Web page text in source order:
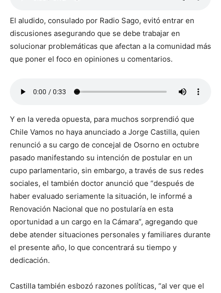
El aludido, consulado por Radio Sago, evitó entrar en
discusiones asegurando que se debe trabajar en
solucionar problemáticas que afectan a la comunidad más
que poner el foco en opiniones u comentarios.
Y en la vereda opuesta, para muchos sorprendió que
Chile Vamos no haya anunciado a Jorge Castilla, quien
renunció a su cargo de concejal de Osorno en octubre
pasado manifestando su intención de postular en un
cupo parlamentario, sin embargo, a través de sus redes
sociales, el también doctor anunció que “después de
haber evaluado seriamente la situación, le informé a
Renovación Nacional que no postularía en esta
oportunidad a un cargo en la Cámara”, agregando que
debe atender situaciones personales y familiares durante
el presente año, lo que concentrará su tiempo y
dedicación.
Castilla también esbozó razones políticas, “al ver que el